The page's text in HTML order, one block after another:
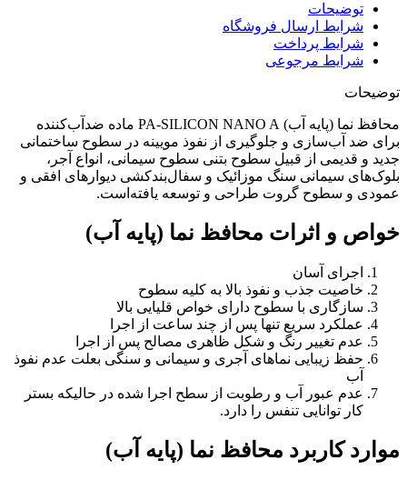
توضیحات
شرایط ارسال فروشگاه
شرایط پرداخت
شرایط مرجوعی
توضیحات
محافظ نما (پایه آب) PA-SILICON NANO A ماده ضدآب‌کننده
برای ضد آب‌سازی و جلوگیری از نفوذ مویینه در سطوح ساختمانی
جدید و قدیمی از قبیل سطوح بتنی سطوح سیمانی، انواع آجر،
بلوک‌های سیمانی سنگ موزائیک و سفال‌بندکشی دیوارهای افقی و
عمودی و سطوح گروت طراحی و توسعه یافته‌است.
خواص و اثرات محافظ نما (پایه آب)
اجرای آسان
خاصیت جذب و نفوذ بالا به کلیه سطوح
سازگاری با سطوح دارای خواص قلیایی بالا
عملکرد سریع تنها پس از چند ساعت از اجرا
عدم تغییر رنگ و شکل ظاهری مصالح پس از اجرا
حفظ زیبایی نماهای آجری و سیمانی و سنگی بعلت عدم نفوذ
آب
عدم عبور آب و رطوبت از سطح اجرا شده در حالیکه بستر
کار توانایی تنفس را دارد.
موارد کاربرد محافظ نما (پایه آب)